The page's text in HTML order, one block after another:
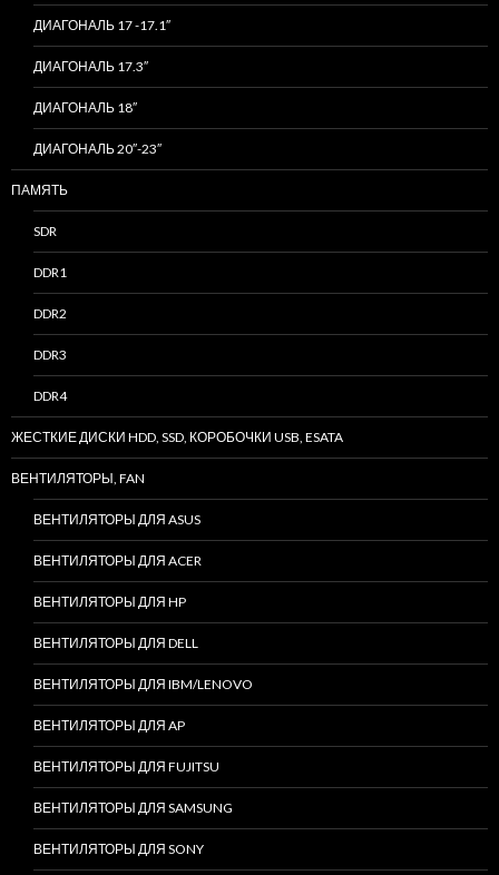
ДИАГОНАЛЬ 17 -17.1″
ДИАГОНАЛЬ 17.3″
ДИАГОНАЛЬ 18″
ДИАГОНАЛЬ 20″-23″
ПАМЯТЬ
SDR
DDR1
DDR2
DDR3
DDR4
ЖЕСТКИЕ ДИСКИ HDD, SSD, КОРОБОЧКИ USB, ESATA
ВЕНТИЛЯТОРЫ, FAN
ВЕНТИЛЯТОРЫ ДЛЯ ASUS
ВЕНТИЛЯТОРЫ ДЛЯ ACER
ВЕНТИЛЯТОРЫ ДЛЯ HP
ВЕНТИЛЯТОРЫ ДЛЯ DELL
ВЕНТИЛЯТОРЫ ДЛЯ IBM/LENOVO
ВЕНТИЛЯТОРЫ ДЛЯ AP
ВЕНТИЛЯТОРЫ ДЛЯ FUJITSU
ВЕНТИЛЯТОРЫ ДЛЯ SAMSUNG
ВЕНТИЛЯТОРЫ ДЛЯ SONY